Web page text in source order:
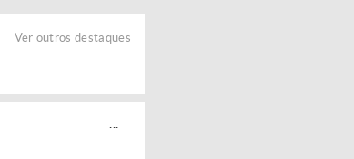
Ver outros destaques